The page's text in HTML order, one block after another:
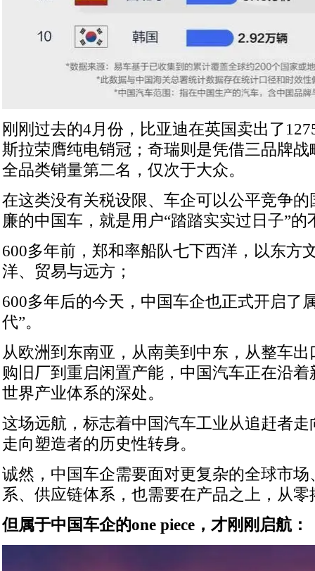
刚刚过去的4月份，比亚迪在英国卖出了
斯拉荣膺纯电销冠；奇瑞则是凭借三品牌
全品类销量第二名，仅次于大众。
在这类没有关税设限、车企可以公平竞争
廉的中国车，就是用户“踏踏实实过日子”的
600多年前，郑和率船队七下西洋，以东方
洋、贸易与远方；
600多年后的今天，中国车企也正式开启了
代”。
从欧洲到东南亚，从南美到中东，从整车
购旧厂到重启闲置产能，中国汽车正在沿
世界产业体系的深处。
这场远航，标志着中国汽车工业从追赶者
走向塑造者的历史性转身。
诚然，中国车企需要面对更复杂的全球市
系、供应链体系，也需要在产品之上，从
但属于中国车企的one piece，才刚刚启航：